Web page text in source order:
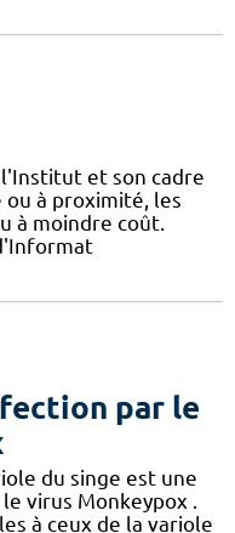
et son cadre
à proximité, les
à moindre coût.
par le
du singe est une
virus Monkeypox .
à ceux de la variole